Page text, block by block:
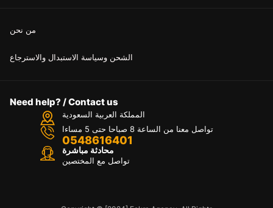
من نحن
الشحن وسياسة الاستبدال والاسترجاع
Need help? / Contact us
المملكة العربية السعودية
تواصل معنا من الساعة 8 صباحا حتى 5 مساءا
0548616401
محادثة مباشرة
تواصل مع المختصين